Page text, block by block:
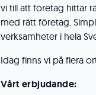
vi till att företag hittar
med rätt företag.
verksamheter i hela
Idag finns vi på flera
Vårt erbjudande: